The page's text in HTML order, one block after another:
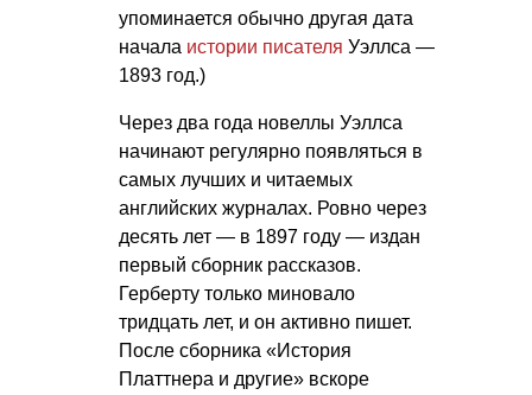
упоминается обычно другая дата
начала истории писателя Уэллса —
1893 год.)
Через два года новеллы Уэллса
начинают регулярно появляться в
самых лучших и читаемых
английских журналах. Ровно через
десять лет — в 1897 году — издан
первый сборник рассказов.
Герберту только миновало
тридцать лет, и он активно пишет.
После сборника «История
Платтнера и другие» вскоре